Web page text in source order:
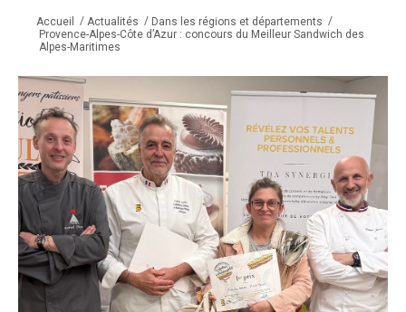
Accueil / Actualités / Dans les régions et départements /
Provence-Alpes-Côte d’Azur : concours du Meilleur Sandwich des
Alpes-Maritimes